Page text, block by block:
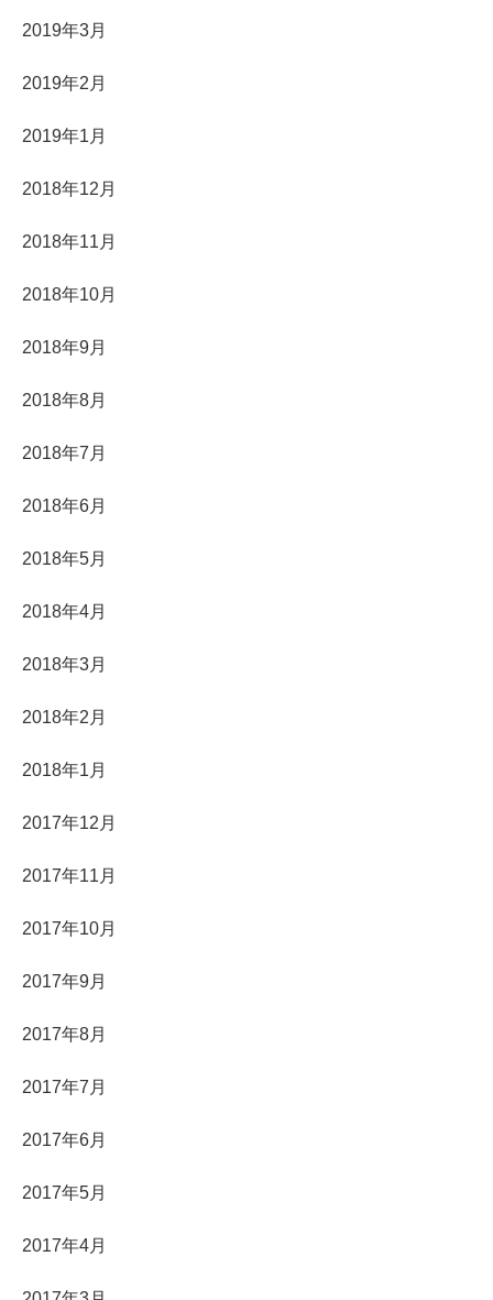
2019年3月
2019年2月
2019年1月
2018年12月
2018年11月
2018年10月
2018年9月
2018年8月
2018年7月
2018年6月
2018年5月
2018年4月
2018年3月
2018年2月
2018年1月
2017年12月
2017年11月
2017年10月
2017年9月
2017年8月
2017年7月
2017年6月
2017年5月
2017年4月